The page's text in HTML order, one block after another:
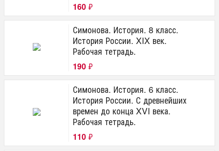
160 ₽
Симонова. История. 8 класс.
История России. XIX век.
Рабочая тетрадь.
190 ₽
Симонова. История. 6 класс.
История России. С древнейших
времен до конца XVI века.
Рабочая тетрадь.
110 ₽